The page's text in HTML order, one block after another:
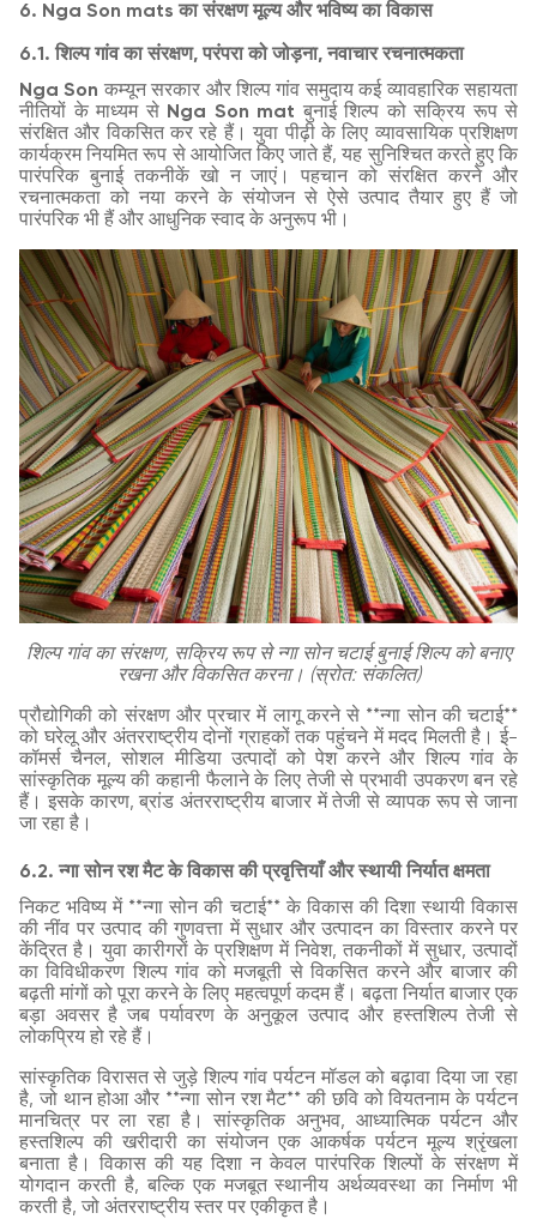
6. Nga Son mats का संरक्षण मूल्य और भविष्य का विकास
6.1. शिल्प गांव का संरक्षण, परंपरा को जोड़ना, नवाचार रचनात्मकता
Nga Son कम्यून सरकार और शिल्प गांव समुदाय कई व्यावहारिक सहायता
नीतियों के माध्यम से Nga Son mat बुनाई शिल्प को सक्रिय रूप से
संरक्षित और विकसित कर रहे हैं। युवा पीढ़ी के लिए व्यावसायिक प्रशिक्षण
कार्यक्रम नियमित रूप से आयोजित किए जाते हैं, यह सुनिश्चित करते हुए कि
पारंपरिक बुनाई तकनीकें खो न जाएं। पहचान को संरक्षित करने और
रचनात्मकता को नया करने के संयोजन से ऐसे उत्पाद तैयार हुए हैं जो
पारंपरिक भी हैं और आधुनिक स्वाद के अनुरूप भी।
शिल्प गांव का संरक्षण, सक्रिय रूप से न्गा सोन चटाई बुनाई शिल्प को बनाए
रखना और विकसित करना। (स्रोत: संकलित)
प्रौद्योगिकी को संरक्षण और प्रचार में लागू करने से **न्गा सोन की चटाई**
को घरेलू और अंतरराष्ट्रीय दोनों ग्राहकों तक पहुंचने में मदद मिलती है। ई-
कॉमर्स चैनल, सोशल मीडिया उत्पादों को पेश करने और शिल्प गांव के
सांस्कृतिक मूल्य की कहानी फैलाने के लिए तेजी से प्रभावी उपकरण बन रहे
हैं। इसके कारण, ब्रांड अंतरराष्ट्रीय बाजार में तेजी से व्यापक रूप से जाना
जा रहा है।
6.2. न्गा सोन रश मैट के विकास की प्रवृत्तियाँ और स्थायी निर्यात क्षमता
निकट भविष्य में **न्गा सोन की चटाई** के विकास की दिशा स्थायी विकास
की नींव पर उत्पाद की गुणवत्ता में सुधार और उत्पादन का विस्तार करने पर
केंद्रित है। युवा कारीगरों के प्रशिक्षण में निवेश, तकनीकों में सुधार, उत्पादों
का विविधीकरण शिल्प गांव को मजबूती से विकसित करने और बाजार की
बढ़ती मांगों को पूरा करने के लिए महत्वपूर्ण कदम हैं। बढ़ता निर्यात बाजार एक
बड़ा अवसर है जब पर्यावरण के अनुकूल उत्पाद और हस्तशिल्प तेजी से
लोकप्रिय हो रहे हैं।
सांस्कृतिक विरासत से जुड़े शिल्प गांव पर्यटन मॉडल को बढ़ावा दिया जा रहा
है, जो थान होआ और **न्गा सोन रश मैट** की छवि को वियतनाम के पर्यटन
मानचित्र पर ला रहा है। सांस्कृतिक अनुभव, आध्यात्मिक पर्यटन और
हस्तशिल्प की खरीदारी का संयोजन एक आकर्षक पर्यटन मूल्य श्रृंखला
बनाता है। विकास की यह दिशा न केवल पारंपरिक शिल्पों के संरक्षण में
योगदान करती है, बल्कि एक मजबूत स्थानीय अर्थव्यवस्था का निर्माण भी
करती है, जो अंतरराष्ट्रीय स्तर पर एकीकृत है।